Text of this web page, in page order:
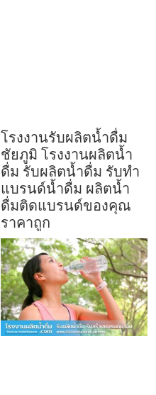
โรงงานรับผลิตน้ำดื่ม
ชัยภูมิ โรงงานผลิตน้ำ
ดื่ม รับผลิตน้ำดื่ม รับทำ
แบรนด์น้ำดื่ม ผลิตน้ำ
ดื่มติดแบรนด์ของคุณ
ราคาถูก